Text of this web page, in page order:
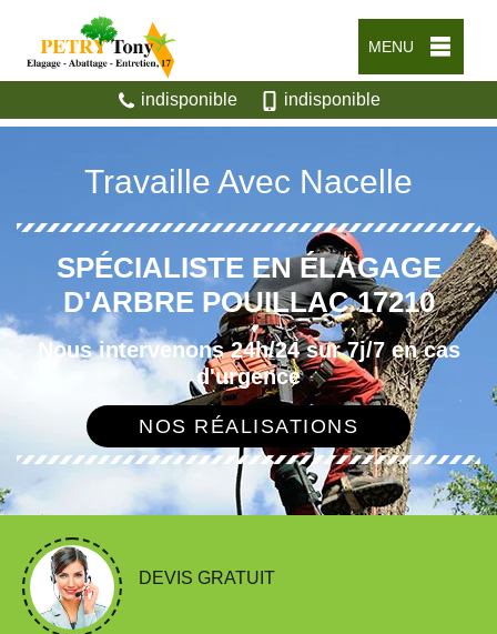
MENU
indisponible indisponible
Travaille Avec Nacelle
SPÉCIALISTE EN ÉLAGAGE
D'ARBRE POUILLAC 17210
Nous intervenons 24h/24 sur 7j/7 en cas
d'urgence
NOS RÉALISATIONS
DEVIS GRATUIT